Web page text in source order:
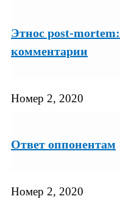
Этнос post-
комментарии
Номер 2, 2020
Ответ оппонентам
Номер 2, 2020